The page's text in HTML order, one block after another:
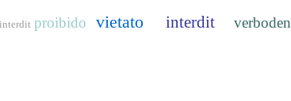
interdit proibido vietato interdit verboden